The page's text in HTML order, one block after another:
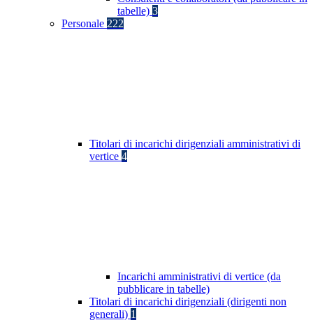
tabelle) 3
Personale 222
Titolari di incarichi dirigenziali amministrativi di
vertice 4
Incarichi amministrativi di vertice (da
pubblicare in tabelle)
Titolari di incarichi dirigenziali (dirigenti non
generali) 1